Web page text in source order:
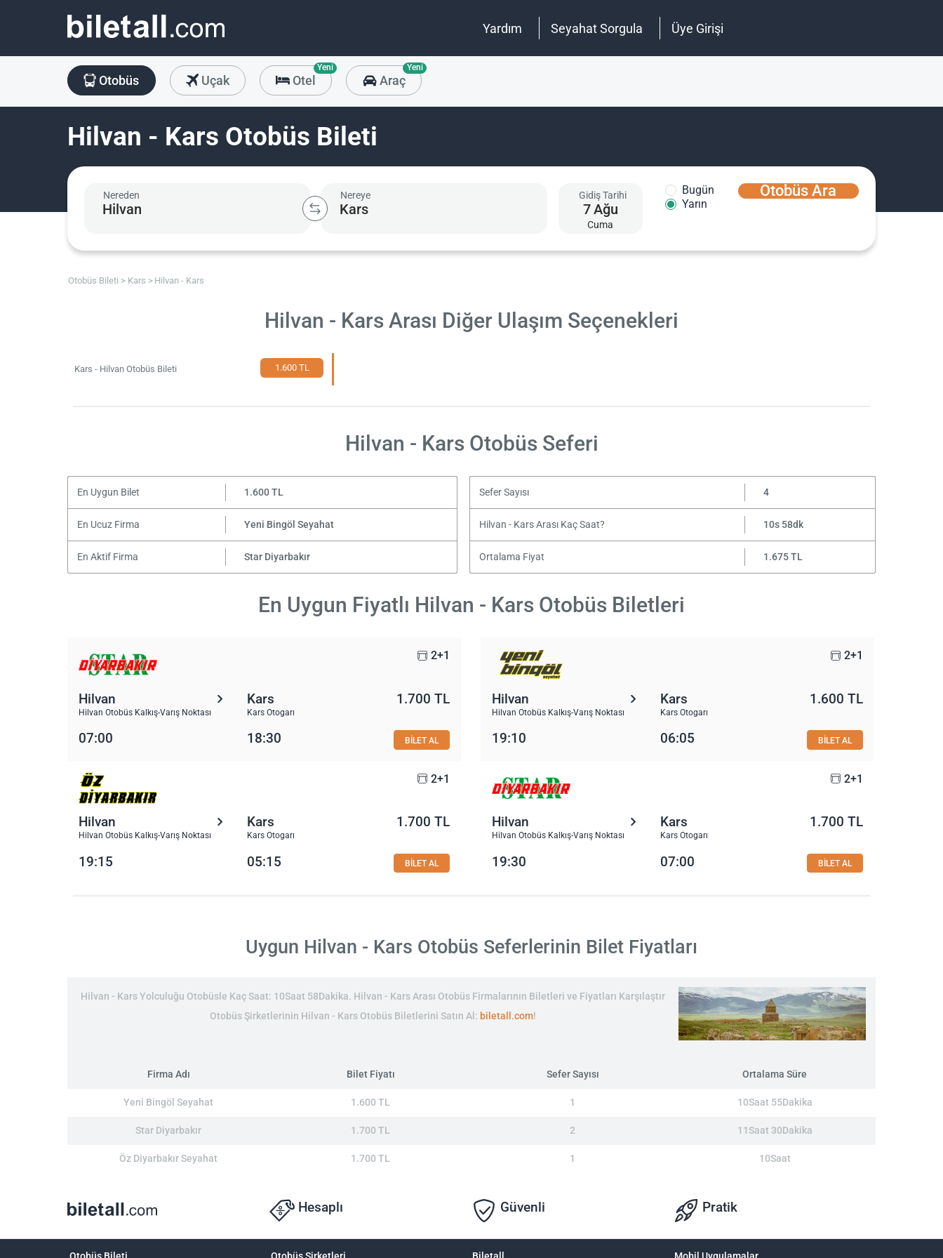
Yardım Seyahat Sorgula Üye Girişi
Otobüs Uçak Otel
Yeni
Araç
Yeni
Hilvan - Kars Otobüs Bileti
Nereden Nereye Gidiş Tarihi
7Ağu
Cuma
Bugün
Yarın
Otobüs Ara
Otobüs Bileti Kars Hilvan - Kars
Hilvan - Kars Arası Diğer Ulaşım Seçenekleri
Kars - Hilvan Otobüs Bileti 1.600 TL
Hilvan - Kars Otobüs Seferi
En Uygun Bilet 1.600 TL Sefer Sayısı 4
En Ucuz Firma Yeni Bingöl Seyahat Hilvan - Kars Arası Kaç Saat? 10s 58dk
En Aktif Firma Star Diyarbakır Ortalama Fiyat 1.675 TL
En Uygun Fiyatlı Hilvan - Kars Otobüs Biletleri
2+1
Hilvan
Hilvan Otobüs Kalkış-Varış Noktası
Kars
Kars Otogarı
1.700 TL
07:00 18:30 BİLET AL
2+1
Hilvan
Hilvan Otobüs Kalkış-Varış Noktası
Kars
Kars Otogarı
1.600 TL
19:10 06:05 BİLET AL
2+1
Hilvan
Hilvan Otobüs Kalkış-Varış Noktası
Kars
Kars Otogarı
1.700 TL
19:15 05:15 BİLET AL
2+1
Hilvan
Hilvan Otobüs Kalkış-Varış Noktası
Kars
Kars Otogarı
1.700 TL
19:30 07:00 BİLET AL
Uygun Hilvan - Kars Otobüs Seferlerinin Bilet Fiyatları
Hilvan - Kars Yolculuğu Otobüsle Kaç Saat: 10Saat 58Dakika. Hilvan - Kars Arası Otobüs Firmalarının Biletleri ve Fiyatları Karşılaştır
Otobüs Şirketlerinin Hilvan - Kars Otobüs Biletlerini Satın Al: biletall.com!
Firma Adı Bilet Fiyatı Sefer Sayısı Ortalama Süre
Yeni Bingöl Seyahat 1.600 TL 1 10Saat 55Dakika
Star Diyarbakır 1.700 TL 2 11Saat 30Dakika
Öz Diyarbakır Seyahat 1.700 TL 1 10Saat
Hesaplı Güvenli Pratik